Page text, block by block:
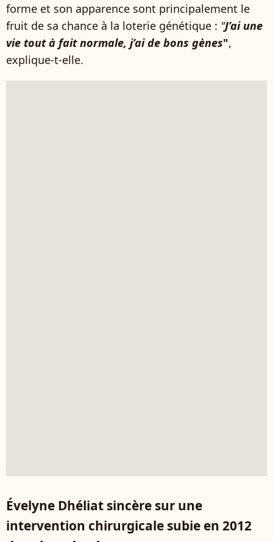
forme et son apparence sont principalement le
fruit de sa chance à la loterie génétique : "J’ai une
vie tout à fait normale, j’ai de bons gènes",
explique-t-elle.
Évelyne Dhéliat sincère sur une
intervention chirurgicale subie en 2012